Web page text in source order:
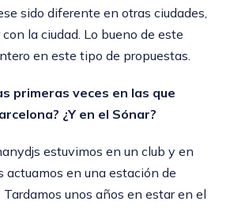
sido diferente en otras ciudades,
la ciudad. Lo bueno de este
en este tipo de propuestas.
primeras veces en las que
¿Y en el Sónar?
estuvimos en un club y en
actuamos en una estación de
unos años en estar en el